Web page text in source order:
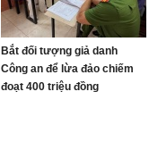
Bắt đối tượng giả danh
Công an để lừa đảo chiếm
đoạt 400 triệu đồng